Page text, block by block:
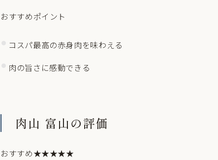
おすすめポイント
コスパ最高の赤身肉を味わえる
肉の旨さに感動できる
肉山 富山の評価
おすすめ★★★★★